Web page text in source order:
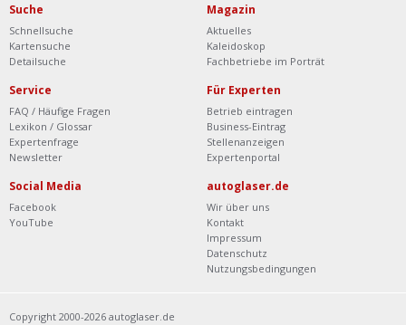
Suche
Schnellsuche
Kartensuche
Detailsuche
Magazin
Aktuelles
Kaleidoskop
Fachbetriebe im Porträt
Service
FAQ / Häufige Fragen
Lexikon / Glossar
Expertenfrage
Newsletter
Für Experten
Betrieb eintragen
Business-Eintrag
Stellenanzeigen
Expertenportal
Social Media
Facebook
YouTube
autoglaser.de
Wir über uns
Kontakt
Impressum
Datenschutz
Nutzungsbedingungen
Copyright 2000-2026 autoglaser.de